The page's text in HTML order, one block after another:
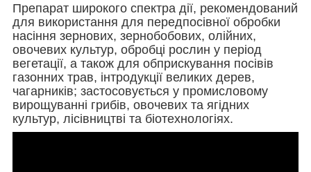
Препарат широкого спектра дії, рекомендований
для використання для передпосівної обробки
насіння зернових, зернобобових, олійних,
овочевих культур, обробці рослин у період
вегетації, а також для обприскування посівів
газонних трав, інтродукції великих дерев,
чагарників; застосовується у промисловому
вирощуванні грибів, овочевих та ягідних
культур, лісівництві та біотехнологіях.